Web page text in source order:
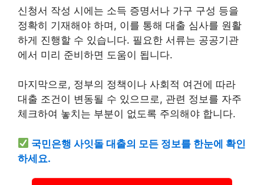
신청서 작성 시에는 소득 증명서나 가구 구성 등을
정확히 기재해야 하며, 이를 통해 대출 심사를 원활
하게 진행할 수 있습니다. 필요한 서류는 공공기관
에서 미리 준비하면 도움이 됩니다.
마지막으로, 정부의 정책이나 사회적 여건에 따라
대출 조건이 변동될 수 있으므로, 관련 정보를 자주
체크하여 놓치는 부분이 없도록 주의해야 합니다.
국민은행 사잇돌 대출의 모든 정보를 한눈에 확인
하세요.